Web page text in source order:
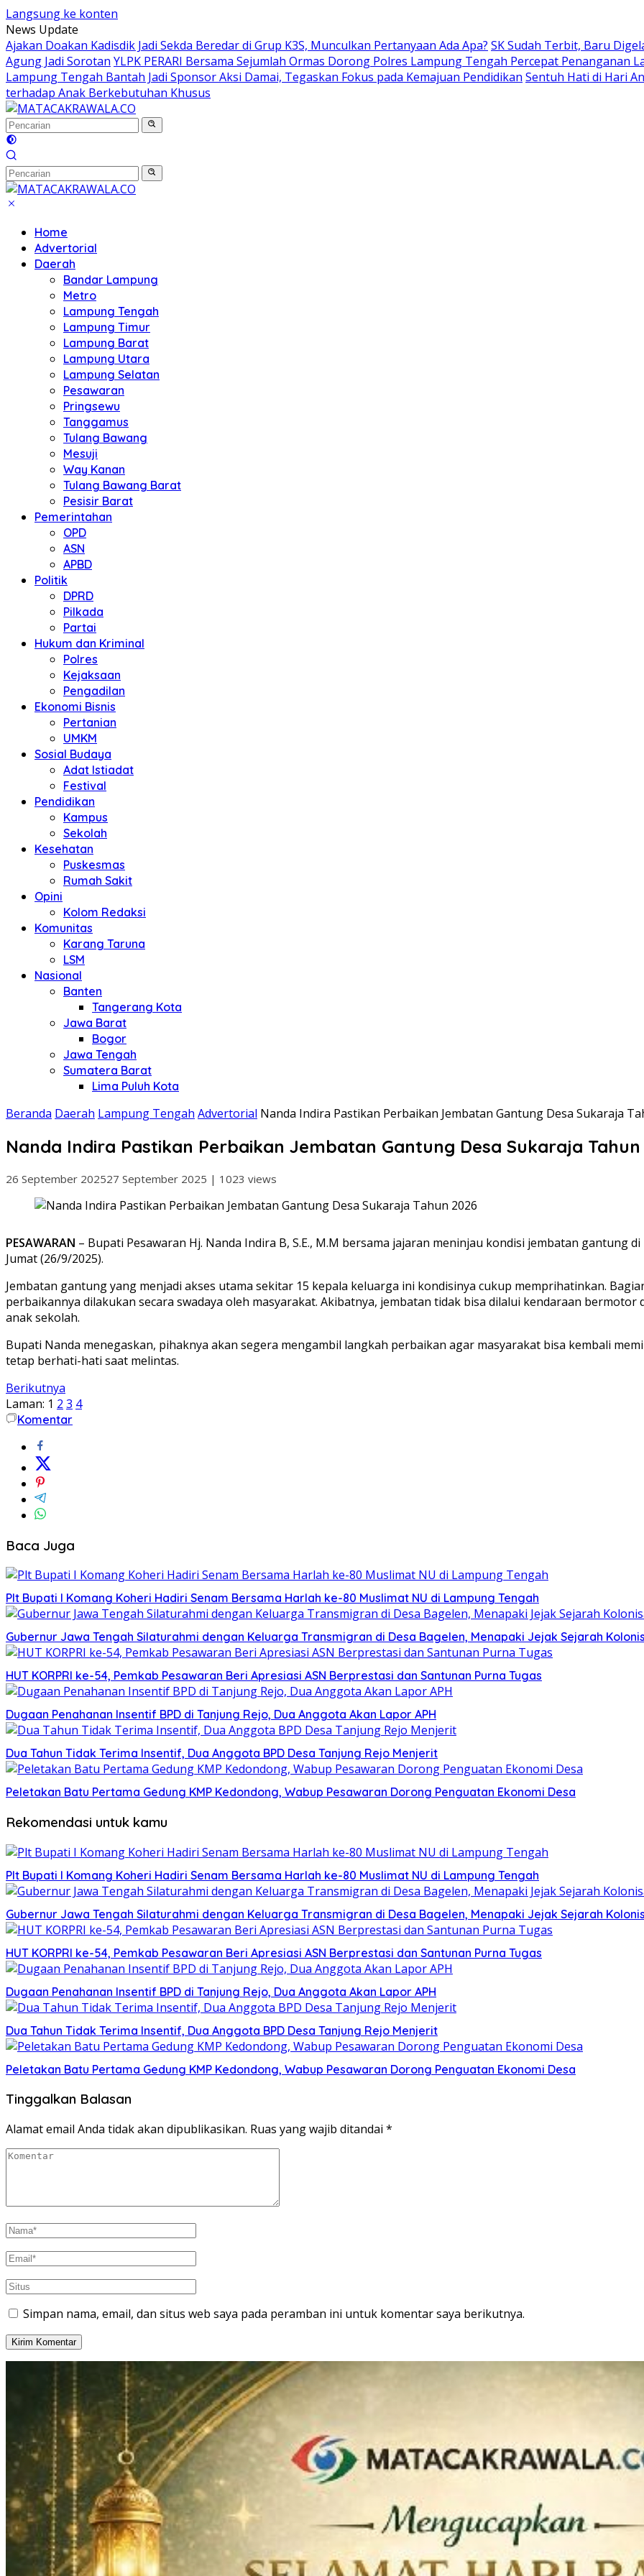
Langsung ke konten
News Update
Ajakan Doakan Kadisdik Jadi Sekda Beredar di Grup K3S, Munculkan Pertanyaan Ada Apa? SK Sudah Terbit, Baru
Agung Jadi Sorotan YLPK PERARI Bersama Sejumlah Ormas Dorong Polres Lampung Tengah Percepat Penanganan
Lampung Tengah Bantah Jadi Sponsor Aksi Damai, Tegaskan Fokus pada Kemajuan Pendidikan Sentuh Hati di Hari
terhadap Anak Berkebutuhan Khusus
Home
Advertorial
Daerah
Bandar Lampung
Metro
Lampung Tengah
Lampung Timur
Lampung Barat
Lampung Utara
Lampung Selatan
Pesawaran
Pringsewu
Tanggamus
Tulang Bawang
Mesuji
Way Kanan
Tulang Bawang Barat
Pesisir Barat
Pemerintahan
OPD
ASN
APBD
Politik
DPRD
Pilkada
Partai
Hukum dan Kriminal
Polres
Kejaksaan
Pengadilan
Ekonomi Bisnis
Pertanian
UMKM
Sosial Budaya
Adat Istiadat
Festival
Pendidikan
Kampus
Sekolah
Kesehatan
Puskesmas
Rumah Sakit
Opini
Kolom Redaksi
Komunitas
Karang Taruna
LSM
Nasional
Banten
Tangerang Kota
Jawa Barat
Bogor
Jawa Tengah
Sumatera Barat
Lima Puluh Kota
Beranda Daerah Lampung Tengah Advertorial Nanda Indira Pastikan Perbaikan Jembatan Gantung Desa Sukaraja
Nanda Indira Pastikan Perbaikan Jembatan Gantung Desa Sukaraja Tahun
26 September 202527 September 2025 | 1023 views
PESAWARAN – Bupati Pesawaran Hj. Nanda Indira B, S.E., M.M bersama jajaran meninjau kondisi jembatan gantung
Jumat (26/9/2025).
Jembatan gantung yang menjadi akses utama sekitar 15 kepala keluarga ini kondisinya cukup memprihatinkan.
perbaikannya dilakukan secara swadaya oleh masyarakat. Akibatnya, jembatan tidak bisa dilalui kendaraan
anak sekolah.
Bupati Nanda menegaskan, pihaknya akan segera mengambil langkah perbaikan agar masyarakat bisa kembali
tetap berhati-hati saat melintas.
Berikutnya
Laman: 1 2 3 4
Komentar
Baca Juga
Plt Bupati I Komang Koheri Hadiri Senam Bersama Harlah ke-80 Muslimat NU di Lampung Tengah
Gubernur Jawa Tengah Silaturahmi dengan Keluarga Transmigran di Desa Bagelen, Menapaki Jejak Sejarah
HUT KORPRI ke-54, Pemkab Pesawaran Beri Apresiasi ASN Berprestasi dan Santunan Purna Tugas
Dugaan Penahanan Insentif BPD di Tanjung Rejo, Dua Anggota Akan Lapor APH
Dua Tahun Tidak Terima Insentif, Dua Anggota BPD Desa Tanjung Rejo Menjerit
Peletakan Batu Pertama Gedung KMP Kedondong, Wabup Pesawaran Dorong Penguatan Ekonomi Desa
Rekomendasi untuk kamu
Plt Bupati I Komang Koheri Hadiri Senam Bersama Harlah ke-80 Muslimat NU di Lampung Tengah
Gubernur Jawa Tengah Silaturahmi dengan Keluarga Transmigran di Desa Bagelen, Menapaki Jejak Sejarah
HUT KORPRI ke-54, Pemkab Pesawaran Beri Apresiasi ASN Berprestasi dan Santunan Purna Tugas
Dugaan Penahanan Insentif BPD di Tanjung Rejo, Dua Anggota Akan Lapor APH
Dua Tahun Tidak Terima Insentif, Dua Anggota BPD Desa Tanjung Rejo Menjerit
Peletakan Batu Pertama Gedung KMP Kedondong, Wabup Pesawaran Dorong Penguatan Ekonomi Desa
Tinggalkan Balasan
Alamat email Anda tidak akan dipublikasikan. Ruas yang wajib ditandai *
Simpan nama, email, dan situs web saya pada peramban ini untuk komentar saya berikutnya.